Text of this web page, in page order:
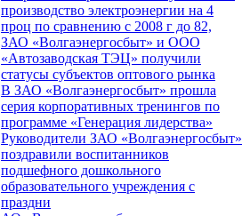
производство электроэнергии на 4
проц по сравнению с 2008 г до 82,
ЗАО «Волгаэнергосбыт» и ООО
«Автозаводская ТЭЦ» получили
статусы субъектов оптового рынка
В ЗАО «Волгаэнергосбыт» прошла
серия корпоративных тренингов по
программе «Генерация лидерства»
Руководители ЗАО «Волгаэнергосбыт»
поздравили воспитанников
подшефного дошкольного
образовательного учреждения с
праздни